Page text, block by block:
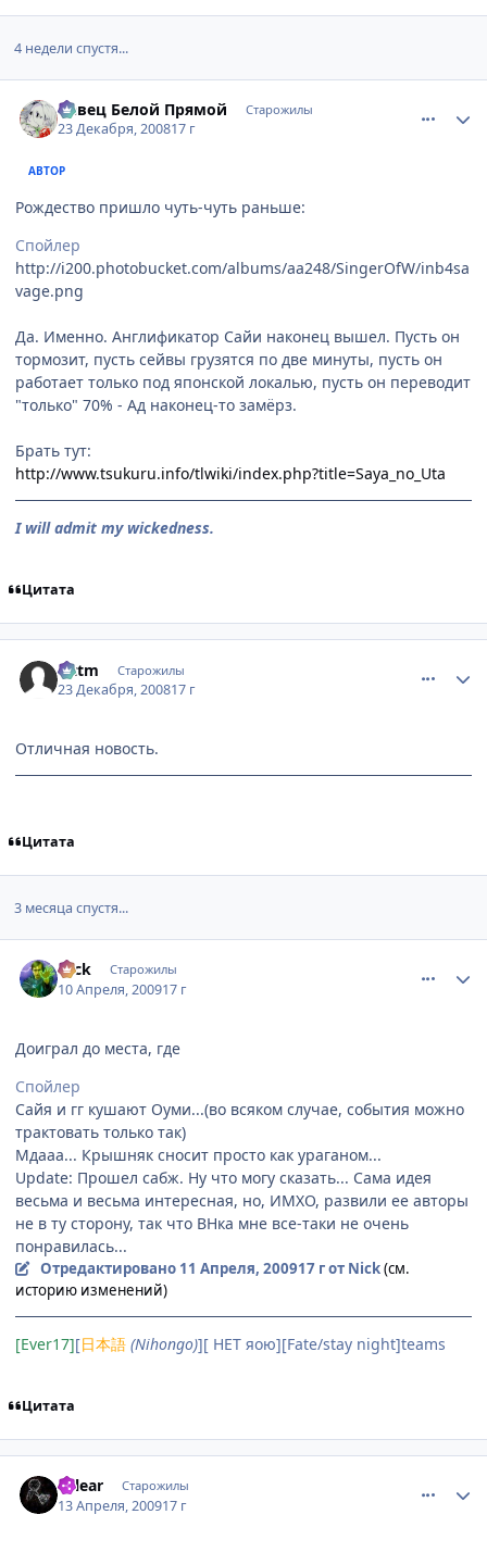
4 недели спустя...
Певец Белой Прямой Старожилы
23 Декабря, 200817 г
АВТОР
Рождество пришло чуть-чуть раньше:
Спойлер
http://i200.photobucket.com/albums/aa248/SingerOfW/inb4sa
vage.png
Да. Именно. Англификатор Сайи наконец вышел. Пусть он
тормозит, пусть сейвы грузятся по две минуты, пусть он
работает только под японской локалью, пусть он переводит
"только" 70% - Ад наконец-то замёрз.
Брать тут:
http://www.tsukuru.info/tlwiki/index.php?title=Saya_no_Uta
I will admit my wickedness.
Цитата
Littm Старожилы
23 Декабря, 200817 г
Отличная новость.
Цитата
3 месяца спустя...
Nick Старожилы
10 Апреля, 200917 г
Доиграл до места, где
Спойлер
Сайя и гг кушают Оуми...(во всяком случае, события можно
трактовать только так)
Мдааа... Крышняк сносит просто как ураганом...
Update: Прошел сабж. Ну что могу сказать... Сама идея
весьма и весьма интересная, но, ИМХО, развили ее авторы
не в ту сторону, так что ВНка мне все-таки не очень
понравилась...
Отредактировано 11 Апреля, 200917 гот Nick(см.
историю изменений)
[Ever17][日本語 (Nihongo)][ НЕТ яою][Fate/stay night]teams
Цитата
Fillear Старожилы
13 Апреля, 200917 г